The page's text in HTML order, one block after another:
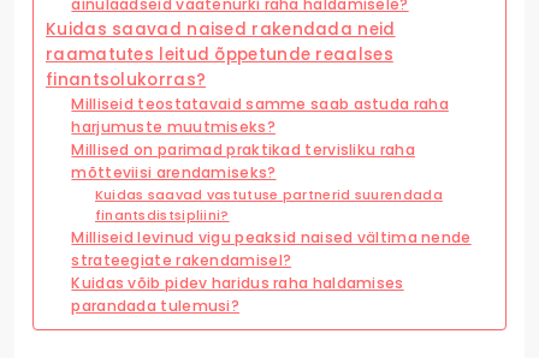
ainulaadseid vaatenurki raha haldamisele?
Kuidas saavad naised rakendada neid
raamatutes leitud õppetunde reaalses
finantsolukorras?
Milliseid teostatavaid samme saab astuda raha
harjumuste muutmiseks?
Millised on parimad praktikad tervisliku raha
mõtteviisi arendamiseks?
Kuidas saavad vastutuse partnerid suurendada
finantsdistsipliini?
Milliseid levinud vigu peaksid naised vältima nende
strateegiate rakendamisel?
Kuidas võib pidev haridus raha haldamises
parandada tulemusi?